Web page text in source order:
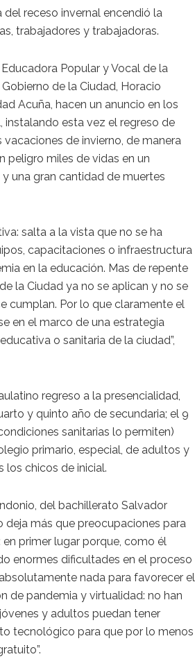
receso invernal encendió la
trabajadores y trabajadoras.
Popular y Vocal de la
de la Ciudad, Horacio
Acuña, hacen un anuncio en los
esta vez el regreso de
de invierno, de manera
peligro miles de vidas en un
una gran cantidad de muertes
salta a la vista que no se ha
capacitaciones o infraestructura
en la educación. Mas de repente
la Ciudad ya no se aplican y no se
cumplan. Por lo que claramente el
en el marco de una estrategia
o sanitaria de la ciudad”,
regreso a la presencialidad,
y quinto año de secundaria; el 9
sanitarias lo permiten)
primario, especial, de adultos y
los chicos de inicial.
del bachillerato Salvador
deja más que preocupaciones para
primer lugar porque, como él
enormes dificultades en el proceso
nada para favorecer el
de pandemia y virtualidad: no han
y adultos puedan tener
tecnológico para que por lo menos